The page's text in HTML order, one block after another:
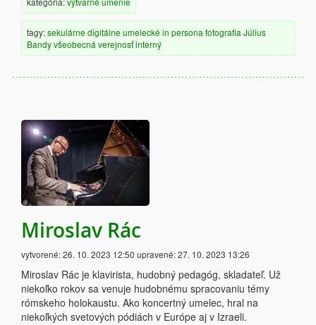
tagy:sekulárne digitálne umelecké in persona fotografia Július
Bandyvšeobecná verejnosťinterný
Miroslav Rác
vytvorené:26. 10. 2023 12:50 upravené:27. 10. 2023 13:26
Miroslav Rác je klavirista, hudobný pedagóg, skladateľ. Už
niekoľko rokov sa venuje hudobnému spracovaniu témy
rómskeho holokaustu. Ako koncertný umelec, hral na
niekoľkých svetových pódiách v Európe aj v Izraeli.